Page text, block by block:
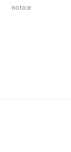
notice